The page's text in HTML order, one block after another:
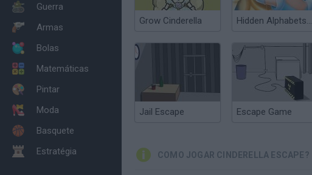
Guerra
Armas
Bolas
Matemáticas
Pintar
Moda
Basquete
Estratégia
Grow Cinderella Hidden Alphabets Cinderella
Jail Escape Escape Game
COMO JOGAR CINDERELLA ESCAPE?